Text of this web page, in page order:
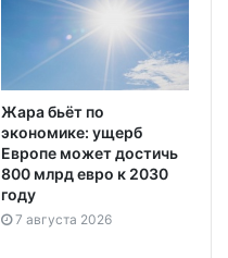
Жара бьёт по
экономике: ущерб
Европе может достичь
800 млрд евро к 2030
году
7 августа 2026